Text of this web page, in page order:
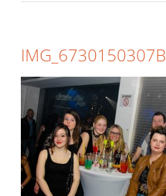
IMG_6730150307B